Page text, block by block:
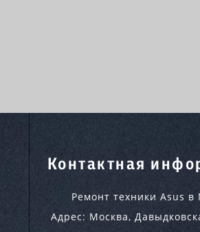
Контактная
Ремонт техники Asus в
Адрес: Москва,